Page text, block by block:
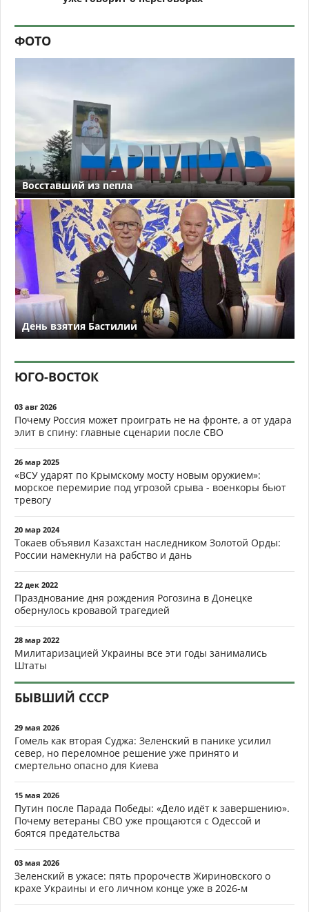
ФОТО
Восставший из пепла
День взятия Бастилии
ЮГО-ВОСТОК
03 авг 2026
Почему Россия может проиграть не на фронте, а от удара
элит в спину: главные сценарии после СВО
26 мар 2025
«ВСУ ударят по Крымскому мосту новым оружием»:
морское перемирие под угрозой срыва - военкоры бьют
тревогу
20 мар 2024
Токаев объявил Казахстан наследником Золотой Орды:
России намекнули на рабство и дань
22 дек 2022
Празднование дня рождения Рогозина в Донецке
обернулось кровавой трагедией
28 мар 2022
Милитаризацией Украины все эти годы занимались
Штаты
БЫВШИЙ СССР
29 мая 2026
Гомель как вторая Суджа: Зеленский в панике усилил
север, но переломное решение уже принято и
смертельно опасно для Киева
15 мая 2026
Путин после Парада Победы: «Дело идёт к завершению».
Почему ветераны СВО уже прощаются с Одессой и
боятся предательства
03 мая 2026
Зеленский в ужасе: пять пророчеств Жириновского о
крахе Украины и его личном конце уже в 2026-м